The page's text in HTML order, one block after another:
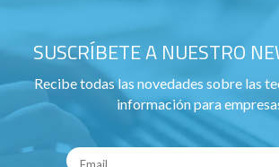
SUSCRÍBETE A NUESTRO
Recibe todas las novedades sobre las
información para